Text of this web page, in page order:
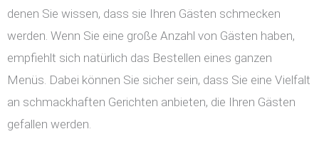
denen Sie wissen, dass sie Ihren Gästen schmecken
werden. Wenn Sie eine große Anzahl von Gästen haben,
empfiehlt sich natürlich das Bestellen eines ganzen
Menüs. Dabei können Sie sicher sein, dass Sie eine Vielfalt
an schmackhaften Gerichten anbieten, die Ihren Gästen
gefallen werden.